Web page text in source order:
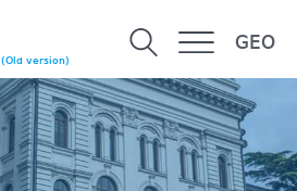
(Old version)
GEO